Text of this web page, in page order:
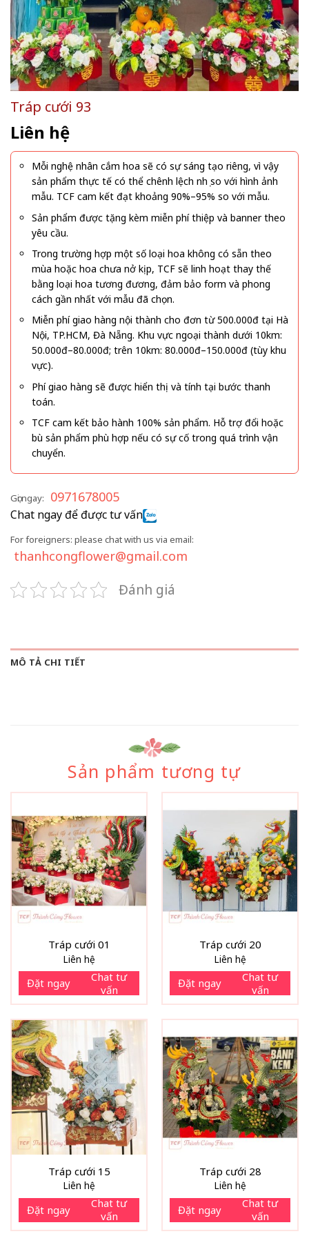
Tráp cưới 93
Liên hệ
Mỗi nghệ nhân cắm hoa sẽ có sự sáng tạo riêng, vì vậy
sản phẩm thực tế có thể chênh lệch nhẹ so với hình ảnh
mẫu. TCF cam kết đạt khoảng 90%–95% so với mẫu.
Sản phẩm được tặng kèm miễn phí thiệp và banner theo
yêu cầu.
Trong trường hợp một số loại hoa không có sẵn theo
mùa hoặc hoa chưa nở kịp, TCF sẽ linh hoạt thay thế
bằng loại hoa tương đương, đảm bảo form và phong
cách gần nhất với mẫu đã chọn.
Miễn phí giao hàng nội thành cho đơn từ 500.000đ tại Hà
Nội, TP.HCM, Đà Nẵng. Khu vực ngoại thành dưới 10km:
50.000đ–80.000đ; trên 10km: 80.000đ–150.000đ (tùy khu
vực).
Phí giao hàng sẽ được hiển thị và tính tại bước thanh
toán.
TCF cam kết bảo hành 100% sản phẩm. Hỗ trợ đổi hoặc
bù sản phẩm phù hợp nếu có sự cố trong quá trình vận
chuyển.
Gọi ngay: 0971678005
Chat ngay để được tư vấn
For foreigners: please chat with us via email:
thanhcongflower@gmail.com
Đánh giá
MÔ TẢ CHI TIẾT
Sản phẩm tương tự
Tráp cưới 01
Liên hệ
Đặt ngay
Chat tư
vấn
Tráp cưới 20
Liên hệ
Đặt ngay
Chat tư
vấn
Tráp cưới 15
Liên hệ
Đặt ngay
Chat tư
vấn
Tráp cưới 28
Liên hệ
Đặt ngay
Chat tư
vấn